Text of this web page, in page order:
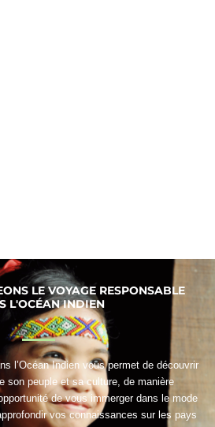
LE VOYAGE RESPONSABLE
L'OCÉAN INDIEN
l’Océan Indien vous permet de découvrir
son peuple et sa culture, de manière
de vous immerger dans le mode
vos connaissances sur les pays